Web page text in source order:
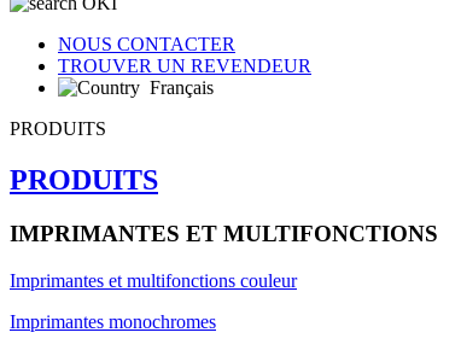
NOUS CONTACTER
TROUVER UN REVENDEUR
Français
PRODUITS
PRODUITS
IMPRIMANTES ET MULTIFONCTIONS
Imprimantes et multifonctions couleur
Imprimantes monochromes